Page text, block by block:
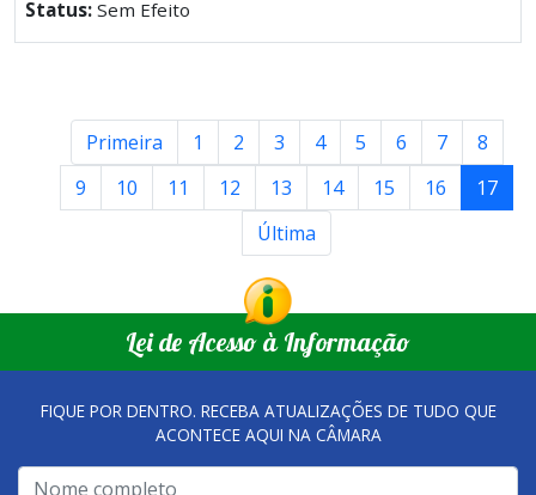
Status: Sem Efeito
Primeira 1 2 3 4 5 6 7
8
9
10 11 12 13 14 15 16
17
Última
Lei de Acesso à Informação
FIQUE POR DENTRO. RECEBA ATUALIZAÇÕES DE TUDO QUE
ACONTECE AQUI NA CÂMARA